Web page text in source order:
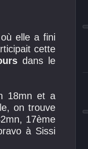
où elle a fini
cette
dans le
18mn et a
on trouve
17ème
à Sissi